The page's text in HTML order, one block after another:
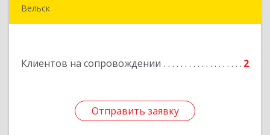
Вельск
Клиентов на сопровождении 2
Отправить заявку
Подробнее
Отправить заявку